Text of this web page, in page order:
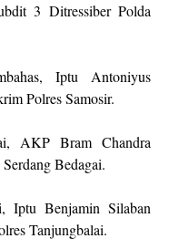
3 Ditressiber Polda
Iptu Antoniyus
Polres Samosir.
AKP Bram Chandra
Bedagai.
Iptu Benjamin Silaban
Tanjungbalai.